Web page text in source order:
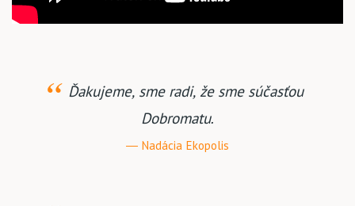
Ďakujeme, sme radi, že sme súčasťou
Dobromatu.
Nadácia Ekopolis